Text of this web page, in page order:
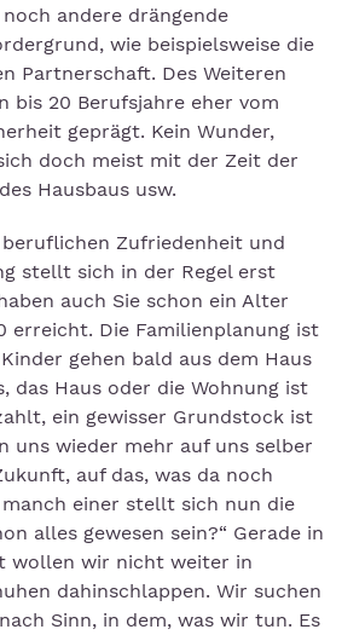
andere drängende
wie beispielsweise die
Partnerschaft. Des Weiteren
bis 20 Berufsjahre eher vom
geprägt. Kein Wunder,
doch meist mit der Zeit der
Hausbaus usw.
beruflichen Zufriedenheit und
stellt sich in der Regel erst
auch Sie schon ein Alter
erreicht. Die Familienplanung ist
gehen bald aus dem Haus
das Haus oder die Wohnung ist
ein gewisser Grundstock ist
uns wieder mehr auf uns selber
auf das, was da noch
einer stellt sich nun die
alles gewesen sein?“ Gerade in
wollen wir nicht weiter in
dahinschlappen. Wir suchen
Sinn, in dem, was wir tun. Es